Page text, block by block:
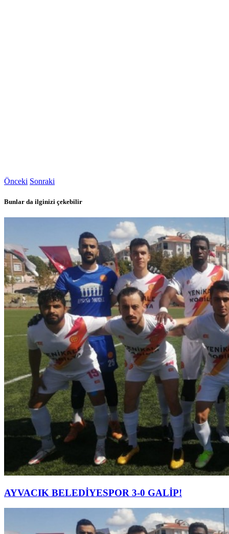
Önceki Sonraki
Bunlar da ilginizi çekebilir
AYVACIK BELEDİYESPOR 3-0 GALİP!